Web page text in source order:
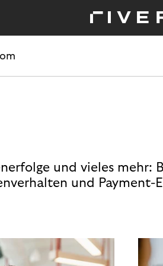
und vieles
und Payment-